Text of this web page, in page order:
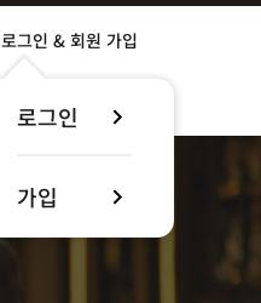
로그인 & 회원 가입